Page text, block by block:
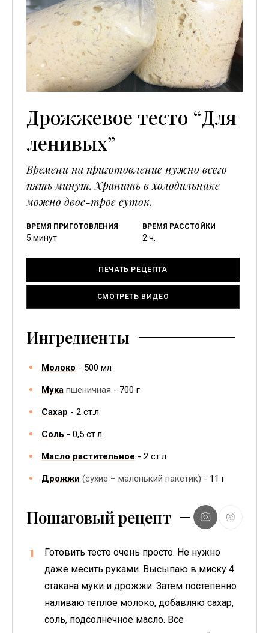
Дрожжевое тесто “Для
ленивых”
Времени на приготовление нужно всего
пять минут. Хранить в холодильнике
можно двое-трое суток.
ВРЕМЯ ПРИГОТОВЛЕНИЯ
5 минуты
минут
ВРЕМЯ РАССТОЙКИ
2 часов
ч.
ПЕЧАТЬ РЕЦЕПТА
СМОТРЕТЬ ВИДЕО
Ингредиенты
Молоко 500 мл
Мука пшеничная 700 г
Сахар 2 ст.л.
Соль 0,5 ст.л.
Масло растительное 2 ст.л.
Дрожжи (сухие – маленький пакетик) 11 г
Пошаговый рецепт
Готовить тесто очень просто. Не нужно
даже месить руками. Высыпаю в миску 4
стакана муки и дрожжи. Затем постепенно
наливаю теплое молоко, добавляю сахар,
соль, подсолнечное масло. Все